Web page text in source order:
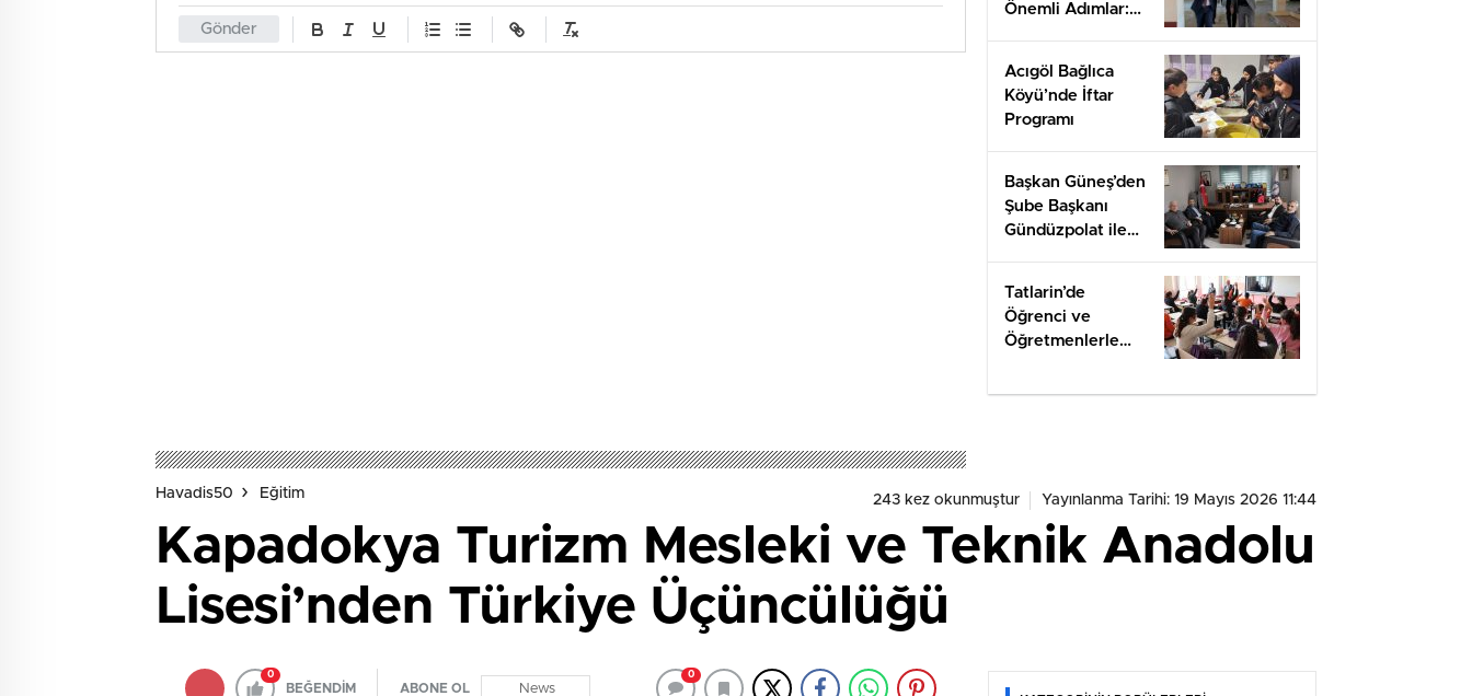
Gönder
Önemli Adımlar:
Değerlendirmesi
Acıgöl Bağlıca
Köyü’nde İftar
Programı
Başkan Güneş’den
Şube Başkanı
Gündüzpolat ile
Tatlarin’de
Öğrenci ve
Öğretmenlerle
Havadis50 Eğitim 243 kez okunmuştur Yayınlanma Tarihi: 19 Mayıs 2026 11:44
Kapadokya Turizm Mesleki ve Teknik Anadolu
Lisesi’nden Türkiye Üçüncülüğü
0
BEĞENDİM ABONE OL News
0